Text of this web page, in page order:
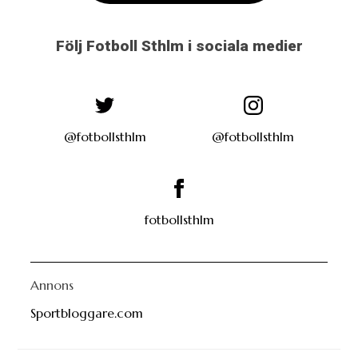
Följ Fotboll Sthlm i sociala medier
@fotbollsthlm @fotbollsthlm
fotbollsthlm
Annons
Sportbloggare.com